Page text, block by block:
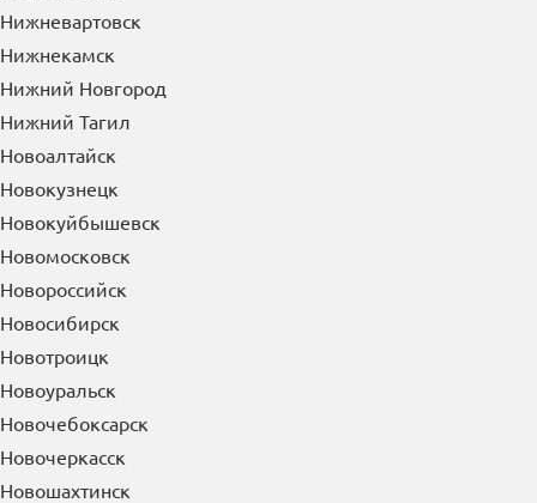
Нижневартовск
Нижнекамск
Нижний Новгород
Нижний Тагил
Новоалтайск
Новокузнецк
Новокуйбышевск
Новомосковск
Новороссийск
Новосибирск
Новотроицк
Новоуральск
Новочебоксарск
Новочеркасск
Новошахтинск